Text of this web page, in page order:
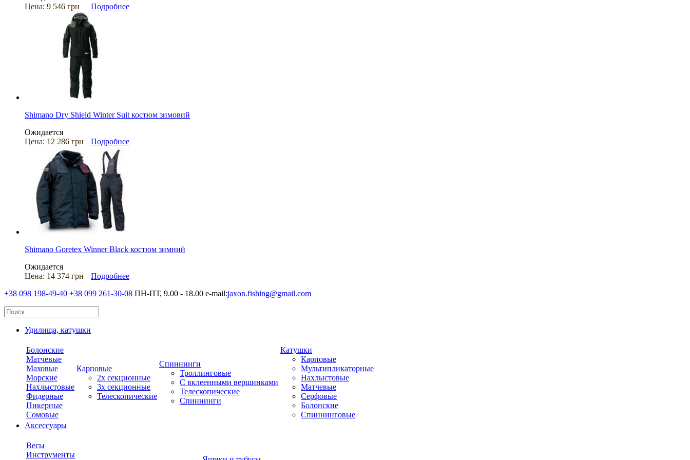
Цена: 9 546 грн Подробнее
Shimano Dry Shield Winter Suit костюм зимовий
Ожидается
Цена: 12 286 грн Подробнее
Shimano Goretex Winner Black костюм зимний
Ожидается
Цена: 14 374 грн
Подробнее
+38 098 198-49-40 +38 099 261-30-08 ПН-ПТ, 9.00 - 18.00 e-mail:jaxon.fishing@gmail.com
Удилища, катушки
Болонские
Матчевые
Маховые
Морские
Нахлыстовые
Фидерные
Пикерные
Сомовые
Карповые
2х секционные
3х секционные
Телескопические
Спиннинги
Троллинговые
С вклеенными вершинками
Телескопические
Спиннинги
Катушки
Карповые
Мультипликаторные
Нахлыстовые
Матчевые
Серфовые
Болонские
Спиннинговые
Аксессуары
Весы
Инструменты